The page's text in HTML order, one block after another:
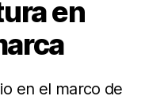
en
en el marco de